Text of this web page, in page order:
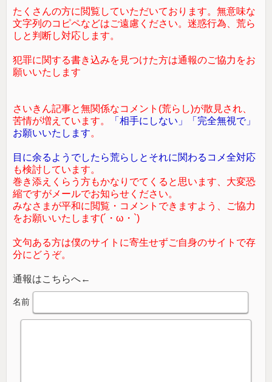
たくさんの方に閲覧していただいております。無意味な
文字列のコピペなどはご遠慮ください。迷惑行為、荒ら
しと判断し対応します。
犯罪に関する書き込みを見つけた方は通報のご協力をお
願いいたします
さいきん記事と無関係なコメント(荒らし)が散見され、
苦情が増えています。
「相手にしない」「完全無視で」
お願いいたします。
目に余るようでしたら荒らしとそれに関わるコメ全対応
も検討しています。
巻き添えくらう方もかなりでてくると思います、大変恐
縮ですがメールでお知らせください。
みなさまが平和に閲覧・コメントできますよう、ご協力
をお願いいたします(´・ω・`)
文句ある方は僕のサイトに寄生せずご自身のサイトで存
分にどうぞ。
通報はこちらへ←
名前